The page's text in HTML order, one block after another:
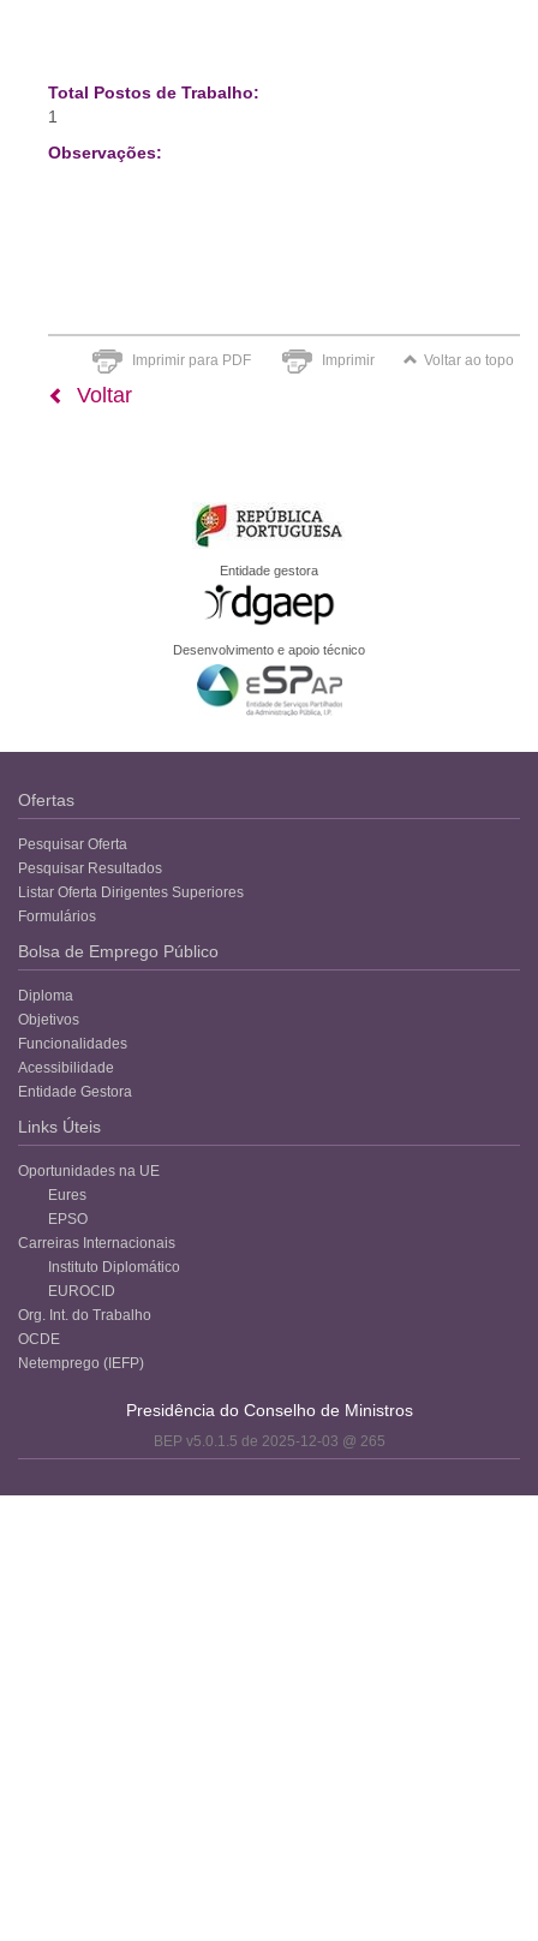
Total Postos de Trabalho:
1
Observações:
Imprimir para PDF Imprimir Voltar ao topo
Voltar
Entidade gestora
Desenvolvimento e apoio técnico
Ofertas
Pesquisar Oferta
Pesquisar Resultados
Listar Oferta Dirigentes Superiores
Formulários
Bolsa de Emprego Público
Diploma
Objetivos
Funcionalidades
Acessibilidade
Entidade Gestora
Links Úteis
Oportunidades na UE
Eures
EPSO
Carreiras Internacionais
Instituto Diplomático
EUROCID
Org. Int. do Trabalho
OCDE
Netemprego (IEFP)
Presidência do Conselho de Ministros
BEP v5.0.1.5 de 2025-12-03 @ 265